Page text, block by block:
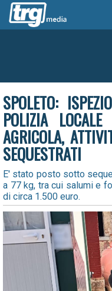
SPOLETO:
POLIZIA
AGRICOLA,
SEQUESTRATI
E' stato posto sotto
a 77 kg, tra cui salumi e
di circa 1.500 euro.